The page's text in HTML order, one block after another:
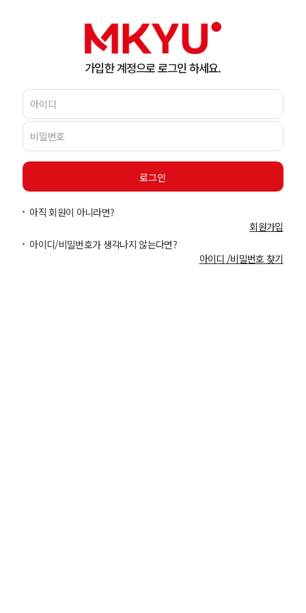
가입한 계정으로 로그인 하세요.
아직 회원이 아니라면?
회원가입
아이디/비밀번호가 생각나지 않는다면?
아이디 /비밀번호 찾기